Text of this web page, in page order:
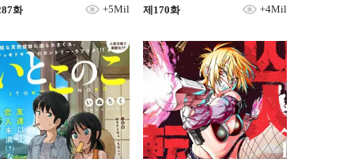
화 +5Mil 제170화 +4Mil